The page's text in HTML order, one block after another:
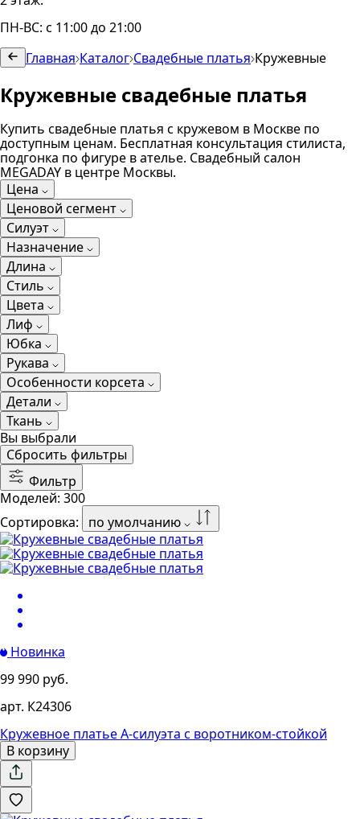
ПН-ВС: с 11:00 до 21:00
Главная Каталог Свадебные платья Кружевные
Кружевные свадебные платья
Купить свадебные платья с кружевом в Москве по
доступным ценам. Бесплатная консультация стилиста,
подгонка по фигуре в ателье. Свадебный салон
MEGADAY в центре Москвы.
Цена
Ценовой сегмент
Силуэт
Назначение
Длина
Стиль
Цвета
Лиф
Юбка
Рукава
Особенности корсета
Детали
Ткань
Вы выбрали
Сбросить фильтры
Фильтр
Моделей: 300
Сортировка:
по умолчанию
Новинка
99 990 руб.
арт. К24306
Кружевное платье А-силуэта с воротником-стойкой
В корзину